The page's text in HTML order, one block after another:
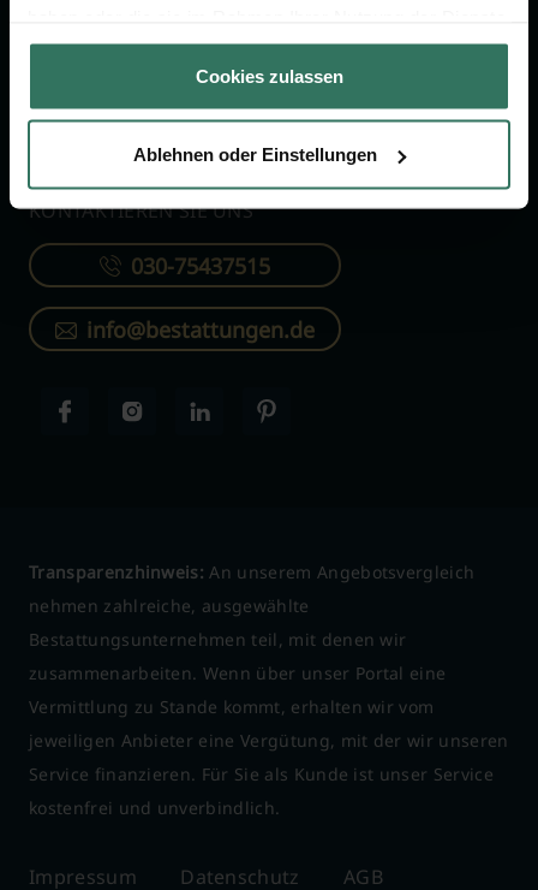
gesammelt haben.
Cookies zulassen
Ablehnen oder Einstellungen
KONTAKTIEREN SIE UNS
030-75437515
info@bestattungen.de
Transparenzhinweis: An unserem Angebotsvergleich
nehmen zahlreiche, ausgewählte
Bestattungsunternehmen teil, mit denen wir
zusammenarbeiten. Wenn über unser Portal eine
Vermittlung zu Stande kommt, erhalten wir vom
jeweiligen Anbieter eine Vergütung, mit der wir unseren
Service finanzieren. Für Sie als Kunde ist unser Service
kostenfrei und unverbindlich.
Impressum Datenschutz AGB